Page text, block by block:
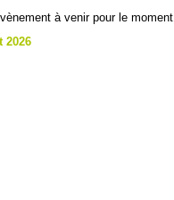
à venir pour le moment.
2026